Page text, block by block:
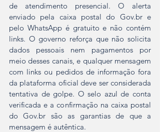
de atendimento presencial. O alerta
enviado pela caixa postal do Gov.br e
pelo WhatsApp é gratuito e não contém
links. O governo reforça que não solicita
dados pessoais nem pagamentos por
meio desses canais, e qualquer mensagem
com links ou pedidos de informação fora
da plataforma oficial deve ser considerada
tentativa de golpe. O selo azul de conta
verificada e a confirmação na caixa postal
do Gov.br são as garantias de que a
mensagem é autêntica.